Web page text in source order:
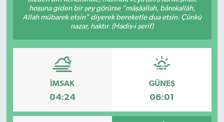
hoşuna giden bir şey görürse "mâşâallah, bârekallâh,
Allah mübarek etsin" diyerek bereketle dua etsin. Çünkü
nazar, haktır. (Hadis-i şerif)
İMSAK
04:24
GÜNEŞ
06:01